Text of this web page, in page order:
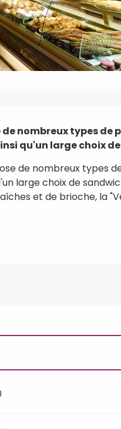
de nombreux types de
qu'un large choix
de nombreux types
large choix de
et de brioche, la